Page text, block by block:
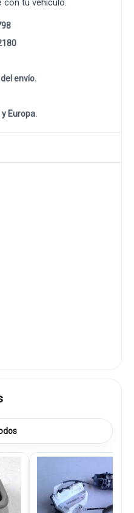
con tu vehículo.
envío.
Europa.